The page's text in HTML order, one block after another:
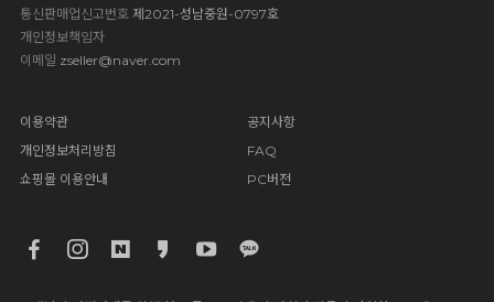
통신판매업신고번호 제2021-성남중원-0797호
개인정보책임자
이메일 zseller@naver.com
이용약관
개인정보처리방침
쇼핑몰 이용안내
공지사항
FAQ
PC버전